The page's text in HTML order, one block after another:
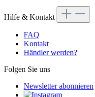
Hilfe & Kontakt
FAQ
Kontakt
Händler werden?
Folgen Sie uns
Newsletter abonnieren